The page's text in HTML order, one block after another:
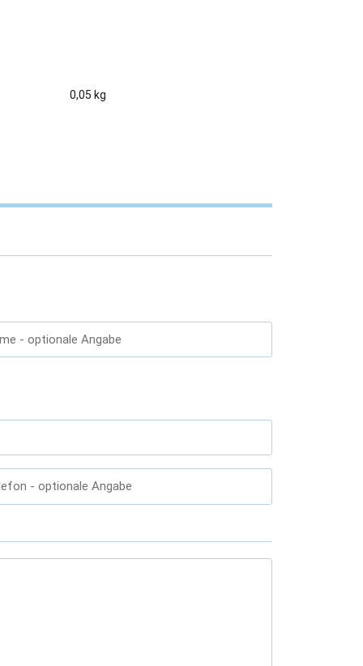
0,05 kg
- optionale Angabe
- optionale Angabe